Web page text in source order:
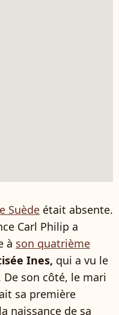
Suède était absente.
Carl Philip a
à son quatrième
Ines, qui a vu le
son côté, le mari
sa première
naissance de sa